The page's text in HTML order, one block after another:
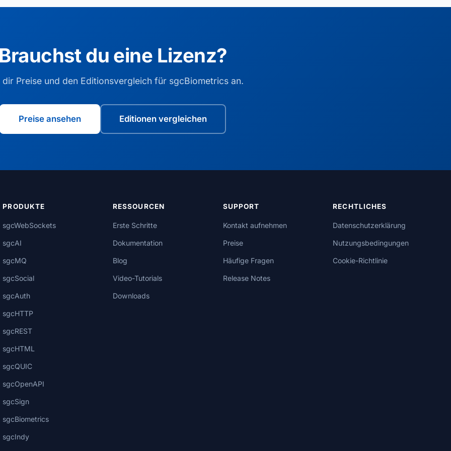
du eine Lizenz?
dir Preise und den Editionsvergleich für sgcBiometrics an.
Preise ansehen Editionen vergleichen
PRODUKTE
sgcWebSockets
sgcAI
sgcMQ
sgcSocial
sgcAuth
sgcHTTP
sgcREST
sgcHTML
sgcQUIC
sgcOpenAPI
sgcSign
sgcBiometrics
sgcIndy
RESSOURCEN
Erste Schritte
Dokumentation
Blog
Video-Tutorials
Downloads
SUPPORT
Kontakt aufnehmen
Preise
Häufige Fragen
Release Notes
RECHTLICHES
Datenschutzerklärung
Nutzungsbedingungen
Cookie-Richtlinie